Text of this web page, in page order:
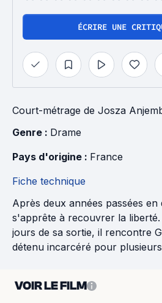
ÉCRIRE UNE
Court-métrage de Josza
Genre : Drame
Pays d'origine : France
Fiche technique
Après deux années passées en
s'apprête à recouvrer la liberté.
jours de sa sortie, il rencontre
détenu incarcéré pour
VOIR LE FILM